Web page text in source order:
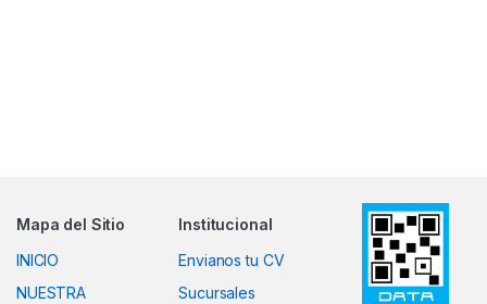
Mapa del Sitio
INICIO
NUESTRA
Institucional
Envianos tu CV
Sucursales